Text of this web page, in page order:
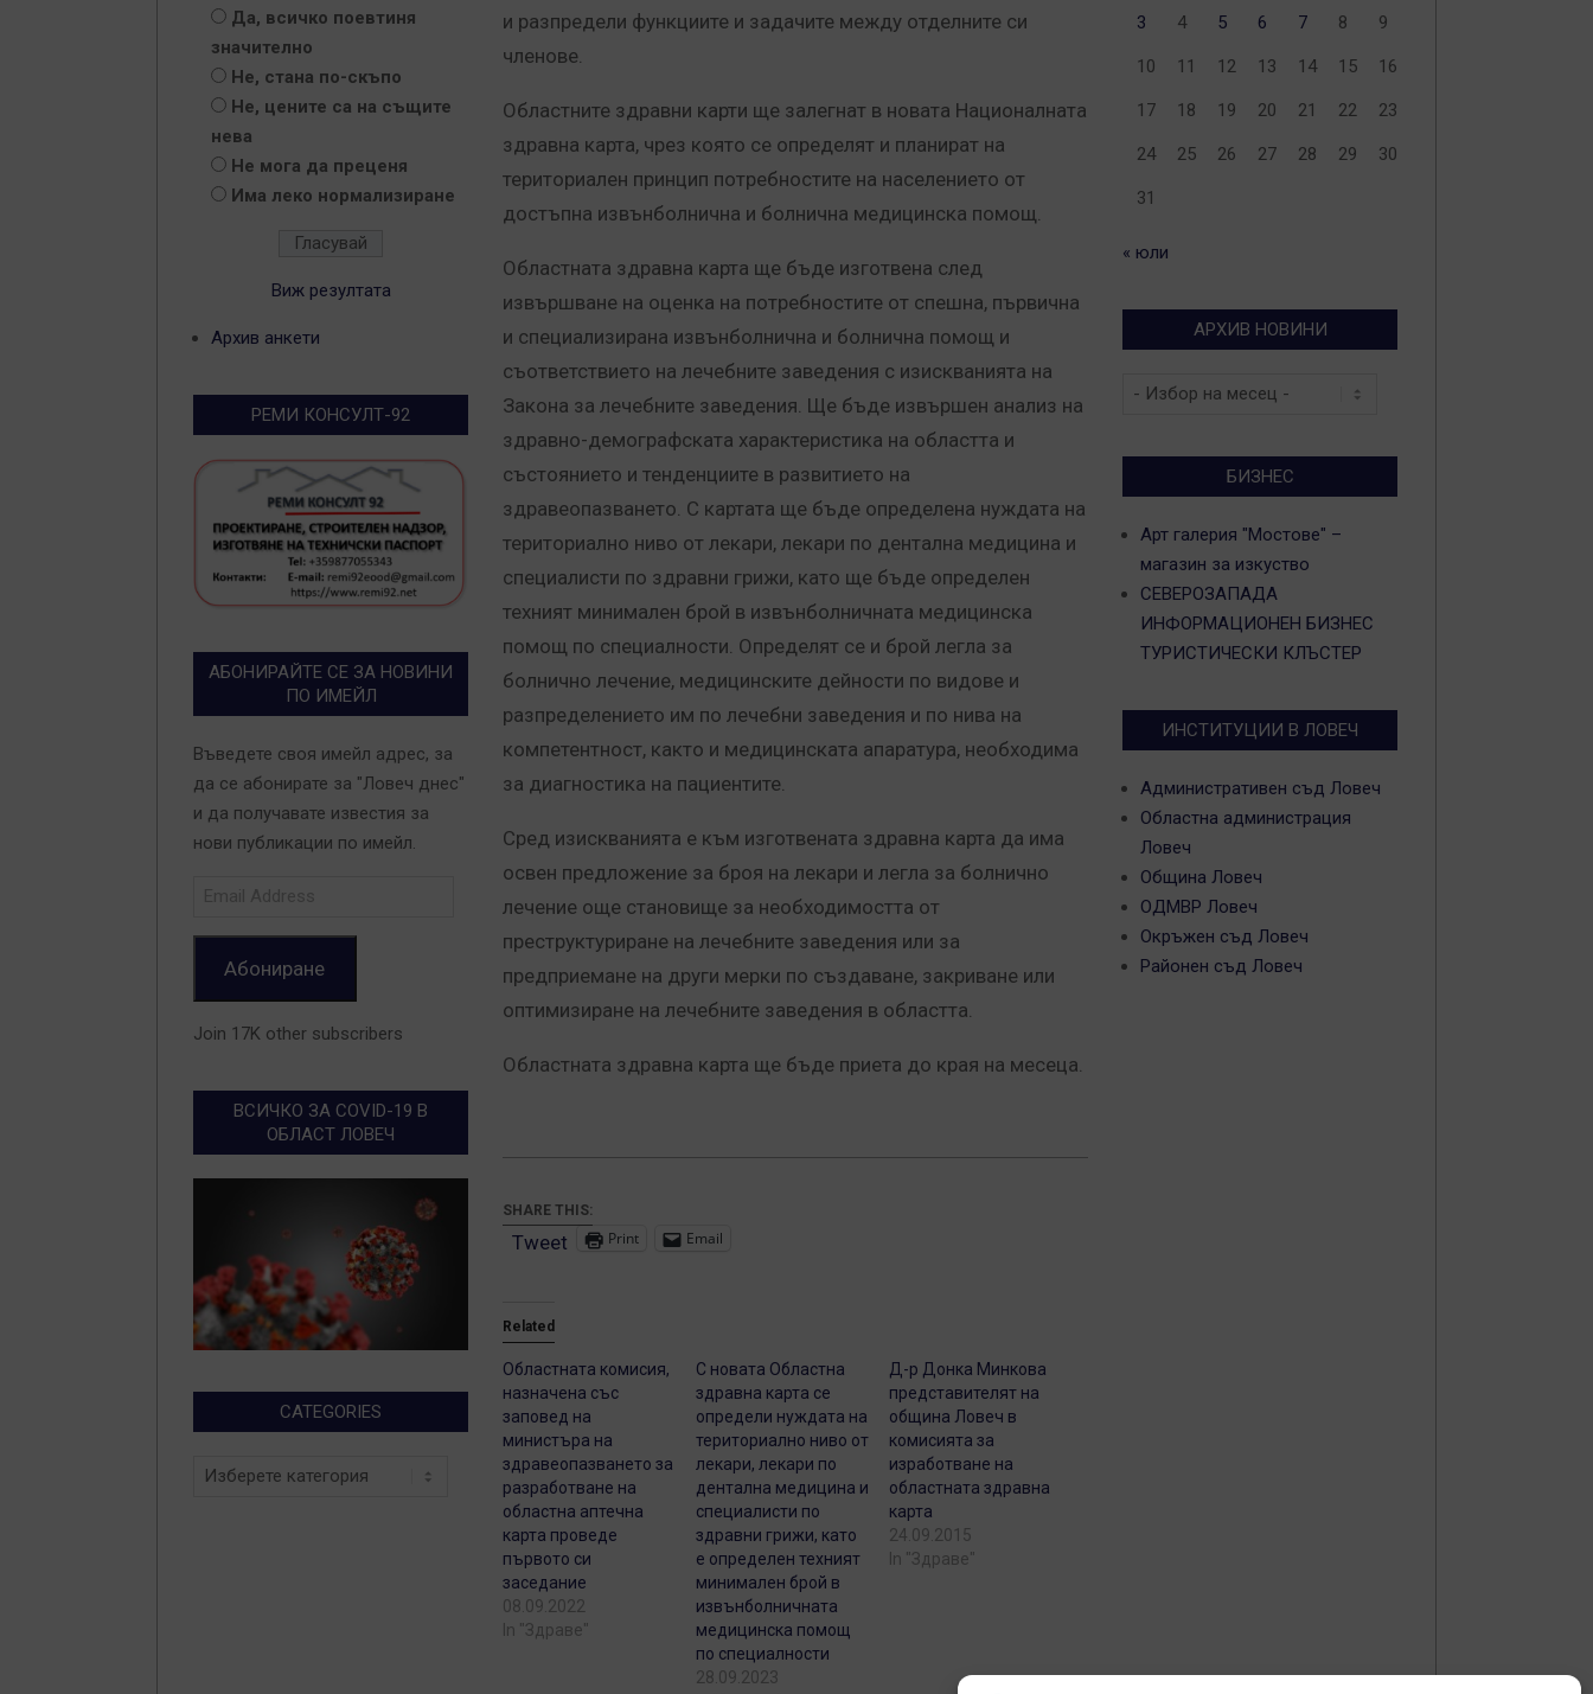
и разпредели функциите и задачите между отделните си
членове.
Областните здравни карти ще залегнат в новата Националната
здравна карта, чрез която се определят и планират на
териториален принцип потребностите на населението от
достъпна извънболнична и болнична медицинска помощ.
Областната здравна карта ще бъде изготвена след
извършване на оценка на потребностите от спешна, първична
и специализирана извънболнична и болнична помощ и
съответствието на лечебните заведения с изискванията на
Закона за лечебните заведения. Ще бъде извършен анализ на
здравно-демографската характеристика на областта и
състоянието и тенденциите в развитието на
здравеопазването. С картата ще бъде определена нуждата на
териториално ниво от лекари, лекари по дентална медицина и
специалисти по здравни грижи, като ще бъде определен
техният минимален брой в извънболничната медицинска
помощ по специалности. Определят се и брой легла за
болнично лечение, медицинските дейности по видове и
разпределението им по лечебни заведения и по нива на
компетентност, както и медицинската апаратура, необходима
за диагностика на пациентите.
Сред изискванията е към изготвената здравна карта да има
освен предложение за броя на лекари и легла за болнично
лечение още становище за необходимостта от
преструктуриране на лечебните заведения или за
предприемане на други мерки по създаване, закриване или
оптимизиране на лечебните заведения в областта.
Областната здравна карта ще бъде приета до края на месеца.
SHARE THIS:
Tweet Print Email
Related
Областната комисия,
назначена със
заповед на
министъра на
здравеопазването за
разработване на
областна аптечна
карта проведе
първото си
заседание
08.09.2022
In "Здраве"
С новата Областна
здравна карта се
определи нуждата на
териториално ниво от
лекари, лекари по
дентална медицина и
специалисти по
здравни грижи, като
е определен техният
минимален брой в
извънболничната
медицинска помощ
по специалности
28.09.2023
Д-р Донка Минкова
представителят на
община Ловеч в
комисията за
изработване на
областната здравна
карта
24.09.2015
In "Здраве"
Да, всичко поевтиня
значително
Не, стана по-скъпо
Не, цените са на същите
нева
Не мога да преценя
Има леко нормализиране
Виж резултата
Архив анкети
РЕМИ КОНСУЛТ-92
АБОНИРАЙТЕ СЕ ЗА НОВИНИ
ПО ИМЕЙЛ
Въведете своя имейл адрес, за
да се абонирате за "Ловеч днес"
и да получавате известия за
нови публикации по имейл.
Абониране
Join 17K other subscribers
ВСИЧКО ЗА COVID-19 В
ОБЛАСТ ЛОВЕЧ
CATEGORIES
Categories
3 4 5 6 7 8 9
10 11 12 13 14 15 16
17 18 19 20 21 22 23
24 25 26 27 28 29 30
31
« юли
АРХИВ НОВИНИ
Архив
БИЗНЕС
Арт галерия "Мостове" –
магазин за изкуство
СЕВЕРОЗАПАДА
ИНФОРМАЦИОНЕН БИЗНЕС
ТУРИСТИЧЕСКИ КЛЪСТЕР
ИНСТИТУЦИИ В ЛОВЕЧ
Административен съд Ловеч
Областна администрация
Ловеч
Община Ловеч
ОДМВР Ловеч
Окръжен съд Ловеч
Районен съд Ловеч